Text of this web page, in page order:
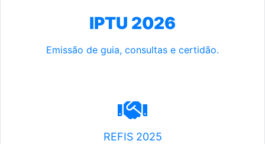
IPTU 2026
Emissão de guia, consultas e certidão.
REFIS 2025